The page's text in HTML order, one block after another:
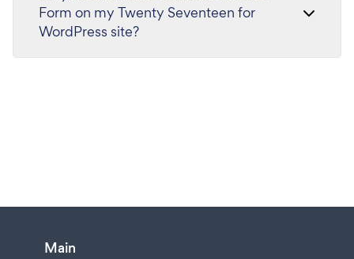
Form on my Twenty Seventeen for
WordPress site?
Main